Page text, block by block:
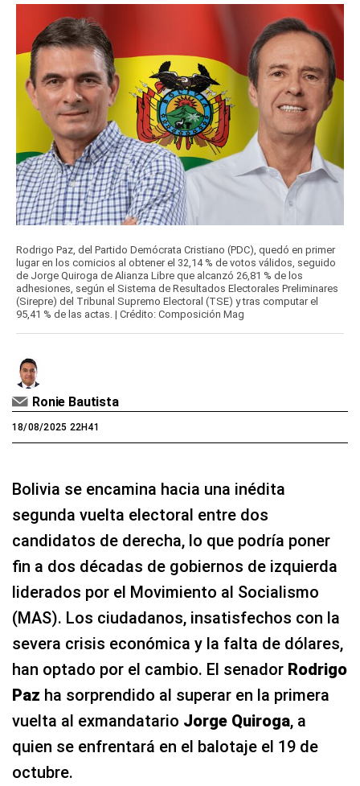
Rodrigo Paz, del Partido Demócrata Cristiano (PDC), quedó en primer
lugar en los comicios al obtener el 32,14 % de votos válidos, seguido
de Jorge Quiroga de Alianza Libre que alcanzó 26,81 % de los
adhesiones, según el Sistema de Resultados Electorales Preliminares
(Sirepre) del Tribunal Supremo Electoral (TSE) y tras computar el
95,41 % de las actas. | Crédito: Composición Mag
Ronie Bautista
18/08/2025 22H41
Bolivia se encamina hacia una inédita
segunda vuelta electoral entre dos
candidatos de derecha, lo que podría poner
fin a dos décadas de gobiernos de izquierda
liderados por el Movimiento al Socialismo
(MAS). Los ciudadanos, insatisfechos con la
severa crisis económica y la falta de dólares,
han optado por el cambio. El senador Rodrigo
Paz ha sorprendido al superar en la primera
vuelta al exmandatario Jorge Quiroga, a
quien se enfrentará en el balotaje el 19 de
octubre.